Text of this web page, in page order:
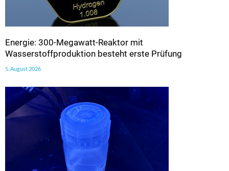
Energie: 300-Megawatt-Reaktor mit
Wasserstoffproduktion besteht erste Prüfung
5. August 2026